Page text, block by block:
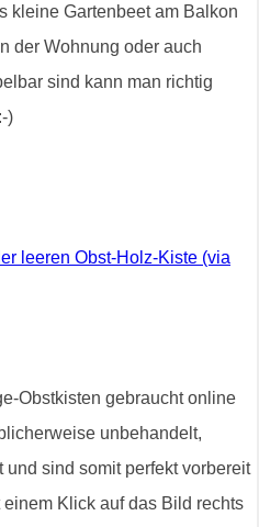
kleine Gartenbeet am Balkon
der Wohnung oder auch
sind kann man richtig
)
leeren Obst-Holz-Kiste (via
Obstkisten gebraucht online
unbehandelt,
sind somit perfekt vorbereit
Klick auf das Bild rechts